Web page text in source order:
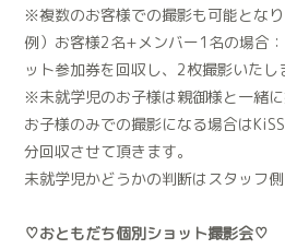
※複数のお客様での撮影も可能となり
例）お客様2名+メンバー1名の場合
ット参加券を回収し、2枚撮影いたし
※未就学児のお子様は親御様と一緒に
お子様のみでの撮影になる場合は
分回収させて頂きます。
未就学児かどうかの判断はスタッフ
♡おともだち個別ショット撮影会♡